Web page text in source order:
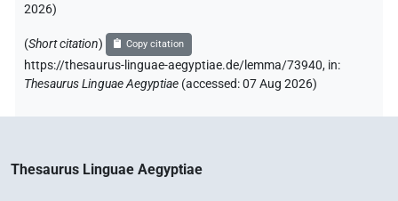
2026)
(Short citation) Copy citation
https://thesaurus-linguae-aegyptiae.de/lemma/73940, in:
Thesaurus Linguae Aegyptiae (accessed:07 Aug 2026)
Thesaurus Linguae Aegyptiae